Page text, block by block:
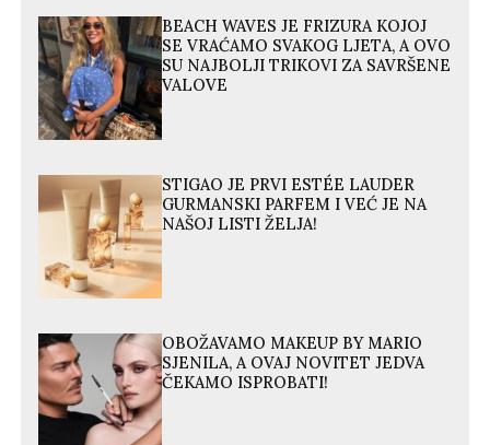
BEACH WAVES JE FRIZURA KOJOJ
SE VRAĆAMO SVAKOG LJETA, A OVO
SU NAJBOLJI TRIKOVI ZA SAVRŠENE
VALOVE
STIGAO JE PRVI ESTÉE LAUDER
GURMANSKI PARFEM I VEĆ JE NA
NAŠOJ LISTI ŽELJA!
OBOŽAVAMO MAKEUP BY MARIO
SJENILA, A OVAJ NOVITET JEDVA
ČEKAMO ISPROBATI!